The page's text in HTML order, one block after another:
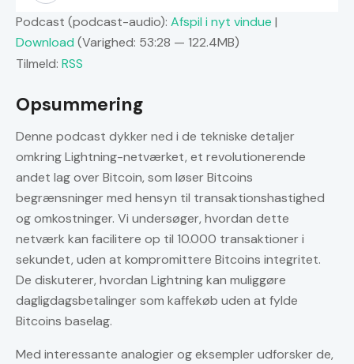
Podcast (podcast-audio): Afspil i nyt vindue |
Download (Varighed: 53:28 — 122.4MB)
Tilmeld: RSS
Opsummering
Denne podcast dykker ned i de tekniske detaljer
omkring Lightning-netværket, et revolutionerende
andet lag over Bitcoin, som løser Bitcoins
begrænsninger med hensyn til transaktionshastighed
og omkostninger. Vi undersøger, hvordan dette
netværk kan facilitere op til 10.000 transaktioner i
sekundet, uden at kompromittere Bitcoins integritet.
De diskuterer, hvordan Lightning kan muliggøre
dagligdagsbetalinger som kaffekøb uden at fylde
Bitcoins baselag.
Med interessante analogier og eksempler udforsker de,